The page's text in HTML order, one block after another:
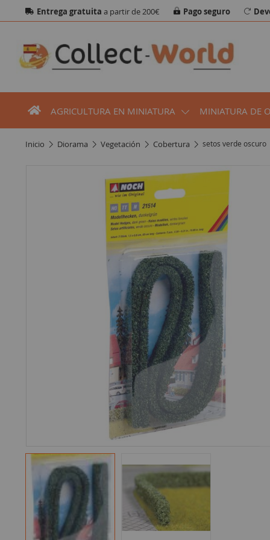
Entrega gratuita a partir de 200€ Pago seguro
AGRICULTURA EN MINIATURA MINIATURA DE
inicio diorama vegetación cobertura setos verde oscuro